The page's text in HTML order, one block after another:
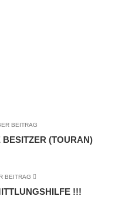
BEITRAG
(TOURAN)
BEITRAG
!!!